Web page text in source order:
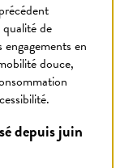
de
engagements en
douce,
depuis juin